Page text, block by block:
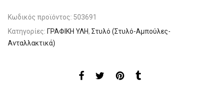
Κωδικός προϊόντος: 503691
Κατηγορίες: ΓΡΑΦΙΚΗ ΥΛΗ, Στυλό (Στυλό-Αμπούλες-
Ανταλλακτικά)